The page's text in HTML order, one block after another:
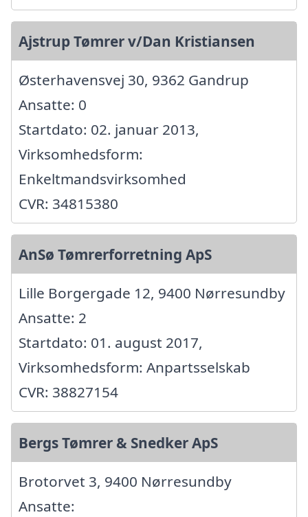
Ajstrup Tømrer v/Dan Kristiansen
Østerhavensvej 30, 9362 Gandrup
Ansatte: 0
Startdato: 02. januar 2013,
Virksomhedsform:
Enkeltmandsvirksomhed
CVR: 34815380
AnSø Tømrerforretning ApS
Lille Borgergade 12, 9400 Nørresundby
Ansatte: 2
Startdato: 01. august 2017,
Virksomhedsform: Anpartsselskab
CVR: 38827154
Bergs Tømrer & Snedker ApS
Brotorvet 3, 9400 Nørresundby
Ansatte: